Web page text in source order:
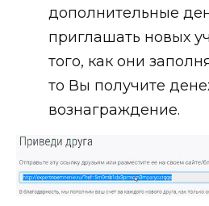
дополнительные
приглашать новых
того, как они
то Вы получите
вознаграждение.